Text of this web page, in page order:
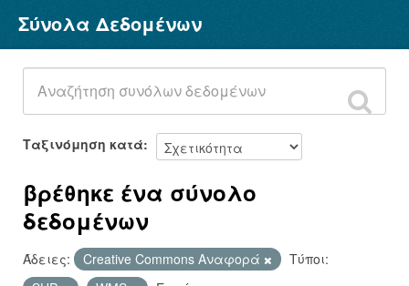
Σύνολα Δεδομένων
Φορείς
Ομάδες
Σχετικά
Σύνολα Δεδομένων
Ταξινόμηση κατά
βρέθηκε ένα σύνολο
δεδομένων
Άδειες: Creative Commons Αναφορά
Τύποι: